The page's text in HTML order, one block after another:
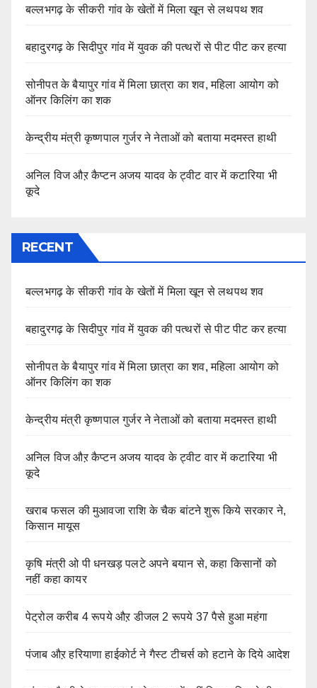
बल्लभगढ़ के सीकरी गांव के खेतों में मिला खून से लथपथ शव
बहादुरगढ़ के सिदीपुर गांव में युवक की पत्थरों से पीट पीट कर हत्या
सोनीपत के बैयापुर गांव में मिला छात्रा का शव, महिला आयोग को
ऑनर किलिंग का शक
केन्द्रीय मंत्री कृष्णपाल गुर्जर ने नेताओं को बताया मदमस्त हाथी
अनिल विज औऱ कैप्टन अजय यादव के ट्वीट वार में कटारिया भी
कूदे
RECENT
बल्लभगढ़ के सीकरी गांव के खेतों में मिला खून से लथपथ शव
बहादुरगढ़ के सिदीपुर गांव में युवक की पत्थरों से पीट पीट कर हत्या
सोनीपत के बैयापुर गांव में मिला छात्रा का शव, महिला आयोग को
ऑनर किलिंग का शक
केन्द्रीय मंत्री कृष्णपाल गुर्जर ने नेताओं को बताया मदमस्त हाथी
अनिल विज औऱ कैप्टन अजय यादव के ट्वीट वार में कटारिया भी
कूदे
खराब फसल की मुआवजा राशि के चैक बांटने शुरू किये सरकार ने,
किसान मायूस
कृषि मंत्री ओ पी धनखड़ पलटे अपने बयान से, कहा किसानों को
नहीं कहा कायर
पेट्रोल करीब 4 रूपये औऱ डीजल 2 रूपये 37 पैसे हुआ महंगा
पंजाब औऱ हरियाणा हाईकोर्ट ने गैस्ट टीचर्स को हटाने के दिये आदेश